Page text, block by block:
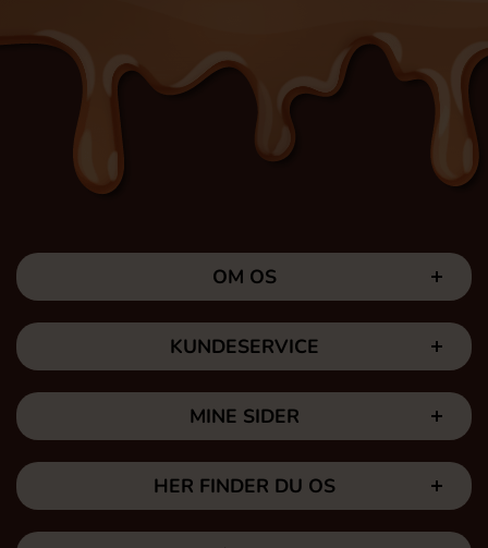
OM OS
KUNDESERVICE
MINE SIDER
HER FINDER DU OS